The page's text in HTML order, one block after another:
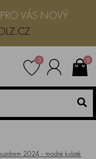
VÁS NOVÝ
0 0
2024 - modré kulaté